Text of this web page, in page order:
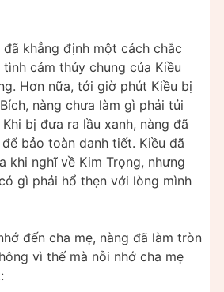
đã khẳng định một cách chắc
cảm thủy chung của Kiều
Hơn nữa, tới giờ phút Kiều bị
nàng chưa làm gì phải tủi
bị đưa ra lầu xanh, nàng đã
bảo toàn danh tiết. Kiều đã
khi nghĩ về Kim Trọng, nhưng
gì phải hổ thẹn với lòng mình
đến cha mẹ, nàng đã làm tròn
vì thế mà nỗi nhớ cha mẹ